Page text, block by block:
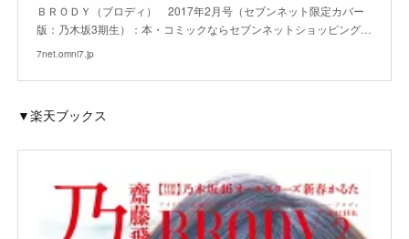
ＢＲＯＤＹ（ブロディ） 2017年2月号（セブンネット限定カバー
版：乃木坂3期生）：本・コミックならセブンネットショッピング…
7net.omni7.jp
▼楽天ブックス